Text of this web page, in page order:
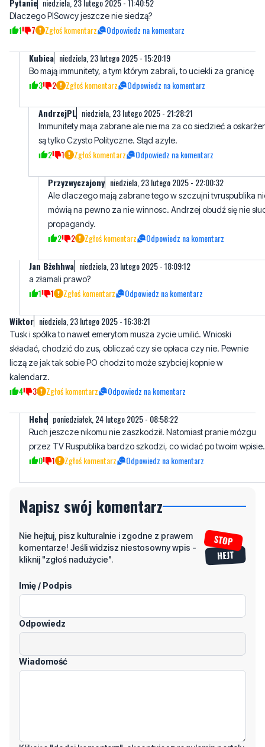
Kubica niedziela, 23 lutego 2025 - 15:20:19
Bo mają immunitety, a tym którym zabrali, to uciekli za granicę
AndrzejPL niedziela, 23 lutego 2025 - 21:28:21
Immunitety maja zabrane ale nie ma za co siedzieć a
2 1 Zgłoś komentarz Odpowiedz na komentarz
Przyzwyczajony niedziela, 23 lutego 2025 - 22:00:32
Ale dlaczego mają zabrane tego w szczujni tvruspublika
propagandy.
2 2 Zgłoś komentarz Odpowiedz na komentarz
Jan Bżehhwa niedziela, 23 lutego 2025 - 18:09:12
a złamali prawo?
Wiktor niedziela, 23 lutego 2025 - 16:38:21
Tusk i spółka to nawet emerytom musza zycie umilić. Wnioski
liczą ze jak tak sobie PO chodzi to może szybciej kopnie w
kalendarz.
4 3 Zgłoś komentarz Odpowiedz na komentarz
Hehe
Ruch jeszcze nikomu nie zaszkodził. Natomiast pranie mózgu
0 1 Zgłoś komentarz Odpowiedz na komentarz
Napisz swój komentarz
komentarze! Jeśli widzisz niestosowny wpis -
kliknij "zgłoś nadużycie".
Imię / Podpis
Odpowiedz
Wiadomość